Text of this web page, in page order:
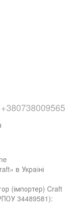
+380738009565
в Україні
(імпортер) Craft
34489581):